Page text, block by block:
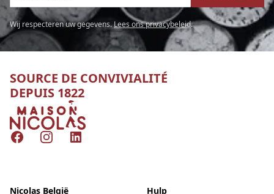
Wij respecteren uw gegevens.Lees ons privacybeleid.
SOURCE DE CONVIVIALITÉ
DEPUIS 1822
Nicolas
FacebookInstagramLinkedIn
Nicolas België Hulp